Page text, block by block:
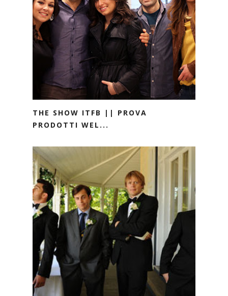
THE SHOW ITFB || PROVA
PRODOTTI WEL...